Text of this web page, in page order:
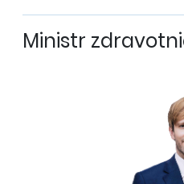
Ministr